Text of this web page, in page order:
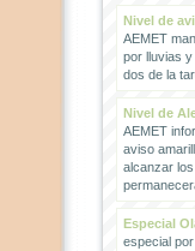
Nivel de
AEMET
por lluvias
dos de la
Nivel de
AEMET
aviso
alcanzar
Especial
especial